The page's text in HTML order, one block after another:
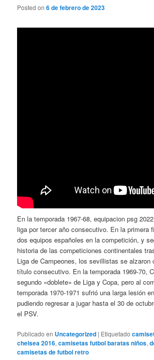
Posted on6 de febrero de 2023
En la temporada 1967-68, equipacion psg
liga por tercer año consecutivo. En la primera
dos equipos españoles en la competición, y
historia de las competiciones continentales
Liga de Campeones, los sevillistas se alzaron
título consecutivo. En la temporada 1969-70,
segundo «doblete» de Liga y Copa, pero al
temporada 1970-1971 sufrió una larga lesión
pudiendo regresar a jugar hasta el 30 de
el PSV.
Publicado en Uncategorized | Etiquetado
chelsea 2016,camisetas futbol baratas niños,
camisetas de futbol retro